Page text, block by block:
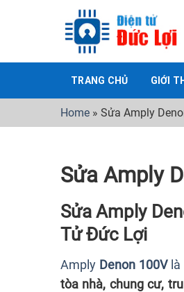
TRANG CHỦ GIỚI
Home » Sửa Amply
Sửa Amply
Sửa Amply
Tử Đức Lợi
Amply Denon 100Vlà
tòa nhà, chung cư,